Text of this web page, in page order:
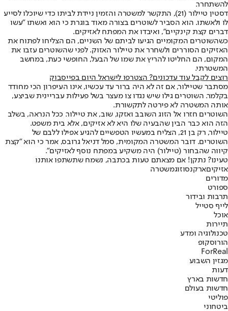
להשתחרר.
דסטין טיילור (21), התקשר למשטרה והזמין ניידת לביתו כדי שיוכלו לסייע
לו ולאשתו. הוא הסביר לשוטרים בצורה מאוד בוגרת כי הוא ואשתו "עשו
דברים קצת קינקיים", ואיבדו את המפתח לאזיקים.
כשהשוטרים המקומיים הגיעו לביתם של השניים, הם הצליחו לפתוח את
האזיקים הסוררים ולשחרר את טיילור האזוק. לפני שהשוטרים עזבו את
המקום, הם החליטו להריץ את שמו של הבעל, החופשי כעת, במחשב
המשטרתי.
רוצים לקבל עוד עדכונים? הצטרפו לישראל היום בפייסבוק
מסתבר שטיילור, אם זה לא היה ברור עד עכשיו, אינו העיפרון הכי מחודד
בקלמר. השוטרים גילו שיש נגדו צו מעצר בשל פעילות עבריינית שביצע,
אותה המשטרה לא פירטה לתקשורת.
השוטרים חזרו אל הזוג השובב ואזקו, שוב, את טיילור. ככל הנראה, בשלב
הזה הוא כבר הבין שהבעיה שלו היא לא אזיקים, אלא בית משפט.
טיילור, רק בן 21, הצליח במעשיו הטפשיים להגיע אפילו ללבם של
השוטרים. דובר המשטרה המקומית, סמל דניאל גרובס, אמר כי הוא "קצת
קיווה שהבחור (טיילור) היה משקיע במפתח נוסף לאזיקים".
טעינו? נתקן! אם מצאתם טעות בכתבה, נשמח שתשתפו אותנו
אזיקיםארקנסוזוגמשטרה
מדורים
ספורט
תרבות ובידור
לייף סטייל
אוכל
תיירות
טכנולוגיה ומדע
הורוסקופ
ForReal
מגזין השבוע
דעות
חדשות בארץ
חדשות בעולם
פוליטי
ביטחוני